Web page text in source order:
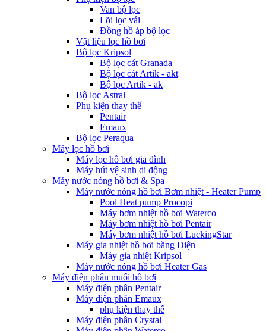
Van bộ lọc
Lõi lọc vải
Đồng hồ áp bộ lọc
Vật liệu lọc hồ bơi
Bộ lọc Kripsol
Bộ lọc cát Granada
Bộ lọc cát Artik - akt
Bộ lọc Artik - ak
Bộ lọc Astral
Phụ kiện thay thế
Pentair
Emaux
Bộ lọc Peraqua
Máy lọc hồ bơi
Máy lọc hồ bơi gia đình
Máy hút vệ sinh di động
Máy nước nóng hồ bơi & Spa
Máy nước nóng hồ bơi Bơm nhiệt - Heater Pump
Pool Heat pump Procopi
Máy bơm nhiệt hồ bơi Waterco
Máy bơm nhiệt hồ bơi Pentair
Máy bơm nhiệt hồ bơi LuckingStar
Máy gia nhiệt hồ bơi bằng Điện
Máy gia nhiệt Kripsol
Máy nước nóng hồ bơi Heater Gas
Máy điện phân muối hồ bơi
Máy điện phân Pentair
Máy điện phân Emaux
phụ kiện thay thế
Máy điện phân Crystal